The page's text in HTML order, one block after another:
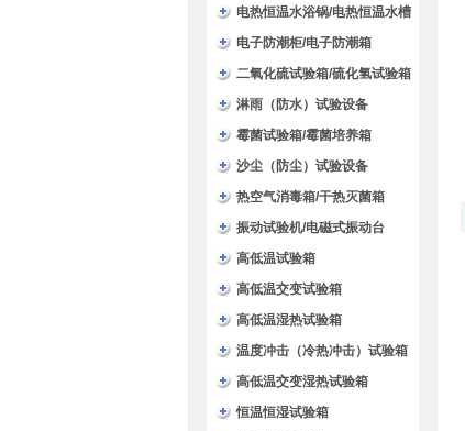
电热恒温水浴锅/电热恒温水槽
电子防潮柜/电子防潮箱
二氧化硫试验箱/硫化氢试验箱
淋雨（防水）试验设备
霉菌试验箱/霉菌培养箱
沙尘（防尘）试验设备
热空气消毒箱/干热灭菌箱
振动试验机/电磁式振动台
高低温试验箱
高低温交变试验箱
高低温湿热试验箱
温度冲击（冷热冲击）试验箱
高低温交变湿热试验箱
恒温恒湿试验箱